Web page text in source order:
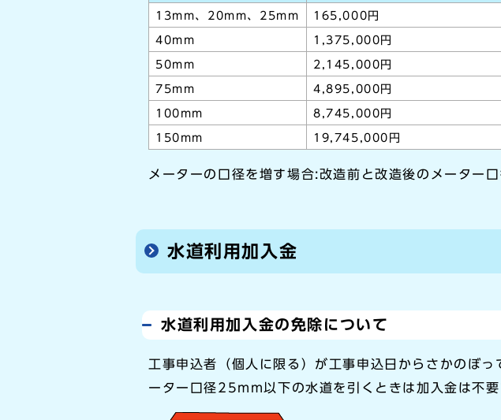
13mm、20mm、25mm 165,000円
40mm 1,375,000円
50mm 2,145,000円
75mm 4,895,000円
100mm 8,745,000円
150mm 19,745,000円
メーターの口径を増す場合:改造前と改造後のメーター
水道利用加入金
水道利用加入金の免除について
工事申込者（個人に限る）が工事申込日からさかのぼ
ーター口径25mm以下の水道を引くときは加入金は不要